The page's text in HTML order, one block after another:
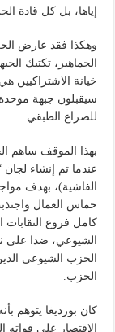
إياها، بل كل قادة
وهكذا فقد عارض
الجماهير، تكتيك
خيانة
سيقبلون جبهة
للصراع الطبقي.
بهذا الموقف ساهم
الفاشية)، بهدف
حماس العمال
كامل فروع
الشيوعي، ضدا على
الحزب.
كان بورديغا يتوهم
الاقتصار على قواته